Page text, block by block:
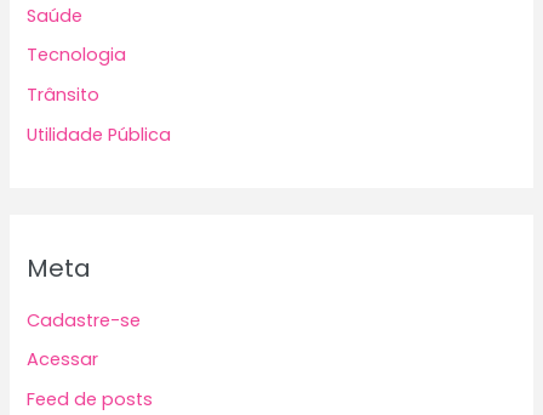
Saúde
Tecnologia
Trânsito
Utilidade Pública
Meta
Cadastre-se
Acessar
Feed de posts